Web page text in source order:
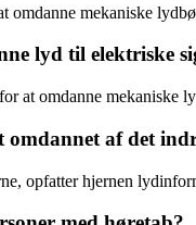
mekaniske
lyd til elektriske
at omdanne mekaniske
af det
opfatter hjernen